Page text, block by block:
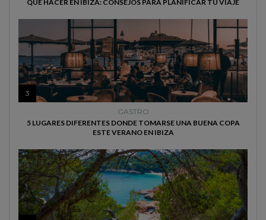
QUE HACER EN IBIZA: CONSEJOS PARA PLANIFICAR TU VIAJE
3
GASTRO
5 LUGARES DIFERENTES DONDE TOMARSE UNA BUENA COPA
ESTE VERANO EN IBIZA